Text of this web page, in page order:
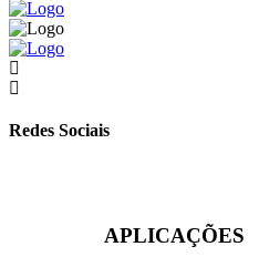
Redes Sociais
APLICAÇÕES